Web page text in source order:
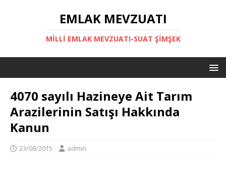
EMLAK MEVZUATI
MILLI EMLAK MEVZUATI-SUAT ŞİMŞEK
4070 sayılı Hazineye Ait Tarım
Arazilerinin Satışı Hakkında
Kanun
23/08/2015 admin